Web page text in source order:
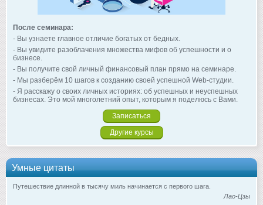
После семинара:
- Вы узнаете главное отличие богатых от бедных.
- Вы увидите разоблачения множества мифов об успешности и о
бизнесе.
- Вы получите свой личный финансовый план прямо на семинаре.
- Мы разберём 10 шагов к созданию своей успешной Web-студии.
- Я расскажу о своих личных историях: об успешных и неуспешных
бизнесах. Это мой многолетний опыт, которым я поделюсь с Вами.
Записаться
Другие курсы
Умные цитаты
Путешествие длинной в тысячу миль начинается с первого шага.
Лао-Цзы